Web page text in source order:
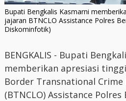
Bupati Bengkalis Kasmarni
jajaran BTNCLO Assistance Polres
Diskominfotik)
BENGKALIS - Bupati
memberikan apresiasi
Border Transnational
(BTNCLO) Assistance Polres